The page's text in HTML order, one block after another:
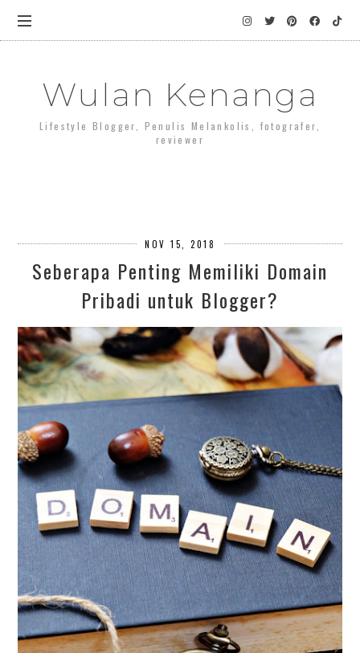
Wulan Kenanga
Lifestyle Blogger, Penulis Melankolis, fotografer,
reviewer
NOV 15, 2018
Seberapa Penting Memiliki Domain
Pribadi untuk Blogger?